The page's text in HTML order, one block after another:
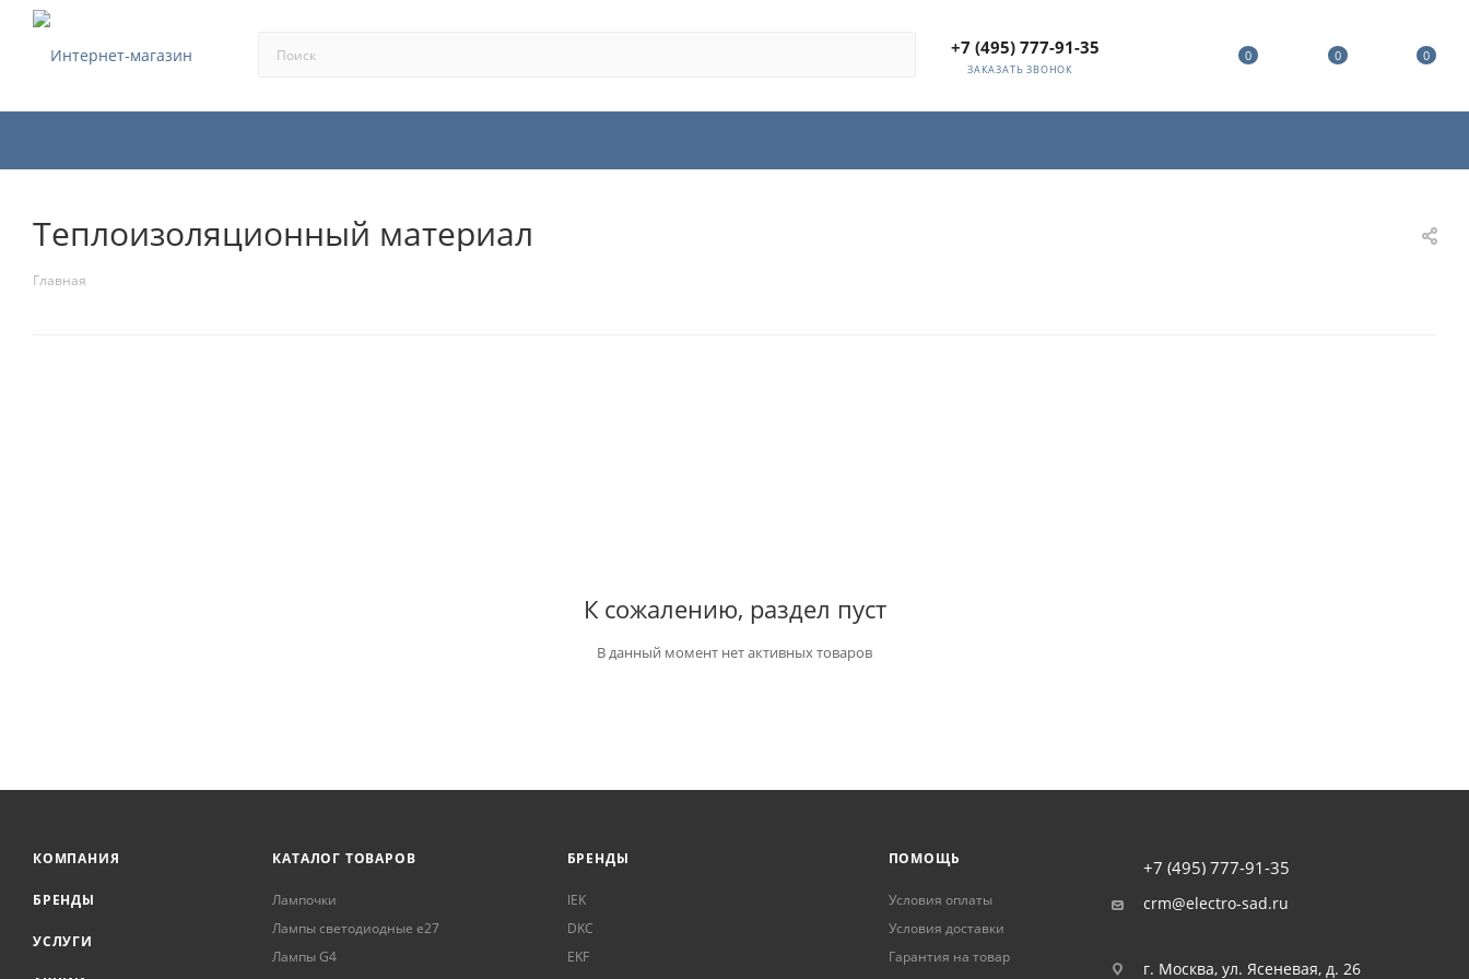
+7 (495) 777-91-35
ЗАКАЗАТЬ ЗВОНОК
0 0 0
Теплоизоляционный материал
Главная
К сожалению, раздел пуст
В данный момент нет активных товаров
КОМПАНИЯ
БРЕНДЫ
УСЛУГИ
КАТАЛОГ ТОВАРОВ
Лампочки
Лампы светодиодные е27
Лампы G4
БРЕНДЫ
IEK
DKC
EKF
ПОМОЩЬ
Условия оплаты
Условия доставки
Гарантия на товар
+7 (495) 777-91-35
crm@electro-sad.ru
г. Москва, ул. Ясеневая, д. 26